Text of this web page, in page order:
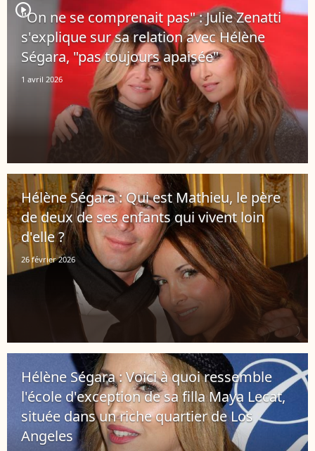
player2
"On ne se comprenait pas" : Julie Zenatti
s'explique sur sa relation avec Hélène
Ségara, "pas toujours apaisée"
1 avril 2026
Hélène Ségara : Qui est Mathieu, le père
de deux de ses enfants qui vivent loin
d'elle ?
26 février 2026
Hélène Ségara : Voici à quoi ressemble
l'école d'exception de sa filla Maya Lecat,
située dans un riche quartier de Los
Angeles